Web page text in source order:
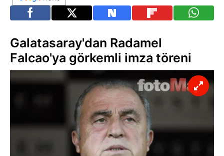
Galatasaray'dan Radamel
Falcao'ya görkemli imza töreni